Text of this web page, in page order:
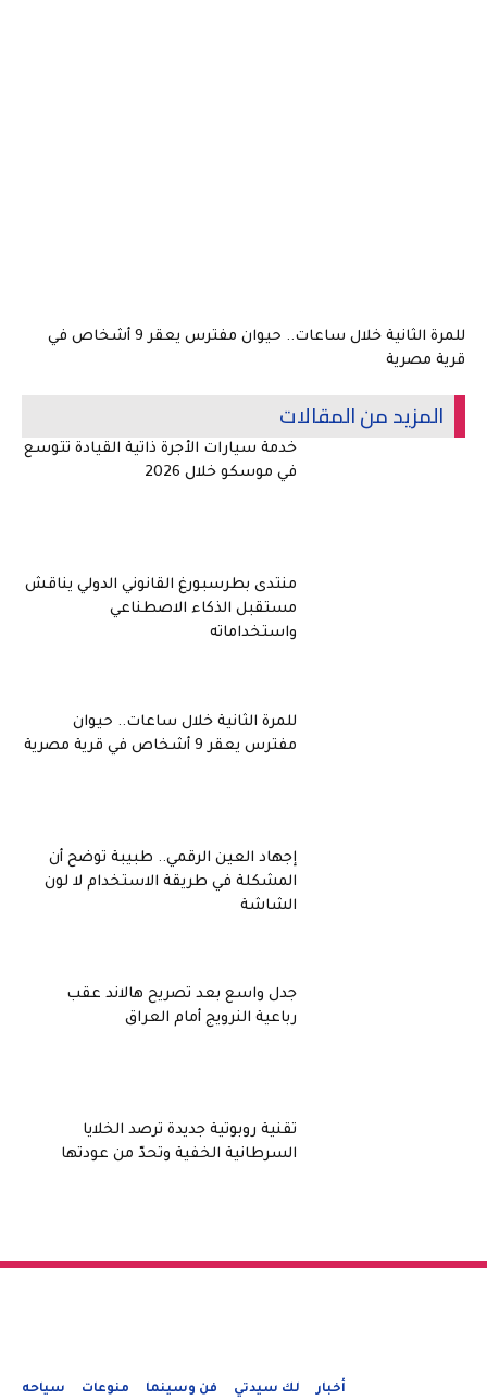
للمرة الثانية خلال ساعات.. حيوان مفترس يعقر 9 أشخاص في
قرية مصرية
المزيد من المقالات
خدمة سيارات الأجرة ذاتية القيادة تتوسع
في موسكو خلال 2026
منتدى بطرسبورغ القانوني الدولي يناقش
مستقبل الذكاء الاصطناعي
واستخداماته
للمرة الثانية خلال ساعات.. حيوان
مفترس يعقر 9 أشخاص في قرية مصرية
إجهاد العين الرقمي.. طبيبة توضح أن
المشكلة في طريقة الاستخدام لا لون
الشاشة
جدل واسع بعد تصريح هالاند عقب
رباعية النرويج أمام العراق
تقنية روبوتية جديدة ترصد الخلايا
السرطانية الخفية وتحدّ من عودتها
أخبار لك سيدتي فن وسينما منوعات سياحه